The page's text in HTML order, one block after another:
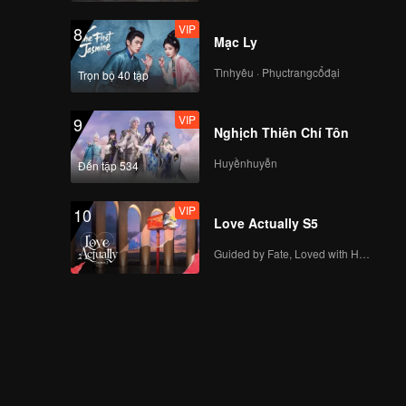
8
Trọn bộ 40 tập
VIP
Mạc Ly
Tìnhyêu · Phụctrangcổđại
9
Đến tập 534
VIP
Nghịch Thiên Chí Tôn
Huyềnhuyễn
10 VIP
Love Actually S5